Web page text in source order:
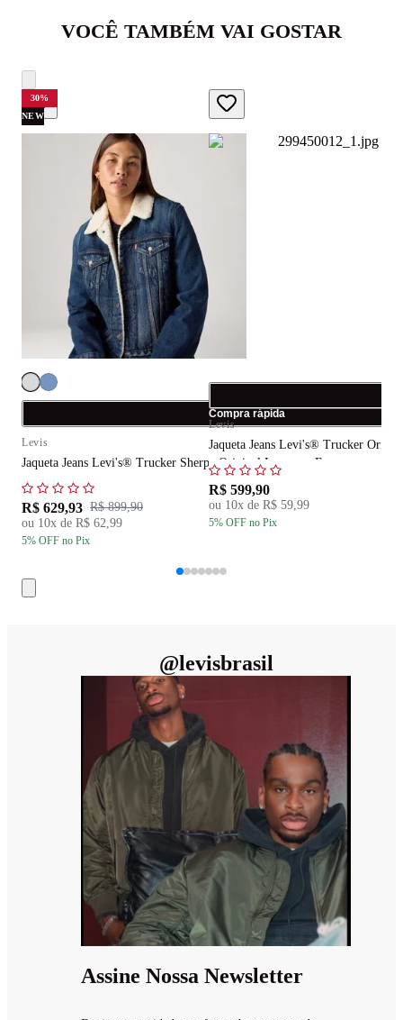
VOCÊ TAMBÉM VAI GOSTAR
30%
NEW
Compra rápida
Levis
Jaqueta Jeans Levi's® Trucker Sherpa Original Lavagem Escura
R$ 629,93 R$ 899,90
ou 10x de R$ 62,99
5% OFF no Pix
Levis
Jaqueta Jeans Levi's® Trucker
R$ 599,90
ou 10x de R$ 59,99
5% OFF no Pix
@levisbrasil
Assine Nossa Newsletter